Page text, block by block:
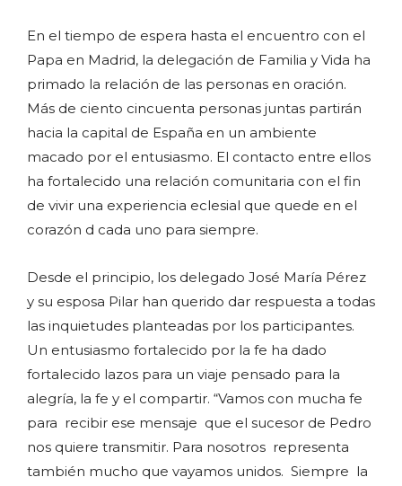
En el tiempo de espera hasta el encuentro con el
Papa en Madrid, la delegación de Familia y Vida ha
primado la relación de las personas en oración.
Más de ciento cincuenta personas juntas partirán
hacia la capital de España en un ambiente
macado por el entusiasmo. El contacto entre ellos
ha fortalecido una relación comunitaria con el fin
de vivir una experiencia eclesial que quede en el
corazón d cada uno para siempre.
Desde el principio, los delegado José María Pérez
y su esposa Pilar han querido dar respuesta a todas
las inquietudes planteadas por los participantes.
Un entusiasmo fortalecido por la fe ha dado
fortalecido lazos para un viaje pensado para la
alegría, la fe y el compartir. “Vamos con mucha fe
para recibir ese mensaje que el sucesor de Pedro
nos quiere transmitir. Para nosotros representa
también mucho que vayamos unidos. Siempre la